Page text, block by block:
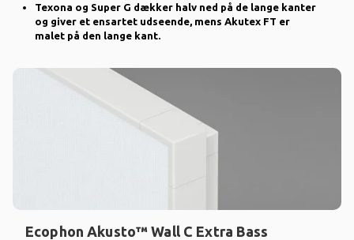
Texona og Super G dækker halv ned på de lange kanter
og giver et ensartet udseende, mens Akutex FT er
malet på den lange kant.
Ecophon Akusto™ Wall C Extra Bass